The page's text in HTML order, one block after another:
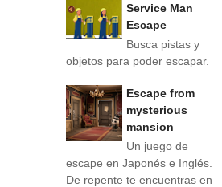
Service Man
Escape
Busca pistas y
objetos para poder escapar.
Escape from
mysterious
mansion
Un juego de
escape en Japonés e Inglés.
De repente te encuentras en